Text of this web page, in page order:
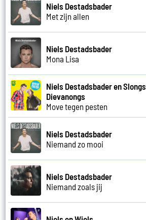
Niels Destadsbader
Met zijn allen
Niels Destadsbader
Mona Lisa
Niels Destadsbader en Slongs
Dievanongs
Move tegen pesten
Niels Destadsbader
Niemand zo mooi
Niels Destadsbader
Niemand zoals jij